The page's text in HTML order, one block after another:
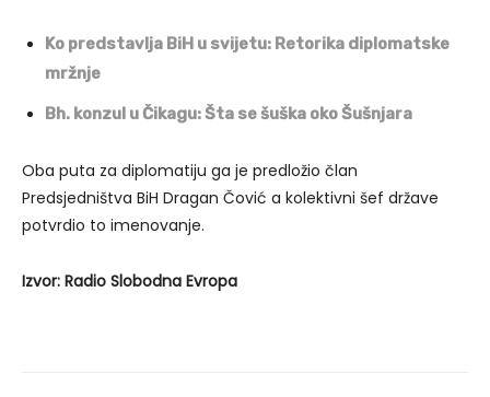
Ko predstavlja BiH u svijetu: Retorika diplomatske
mržnje
Bh. konzul u Čikagu: Šta se šuška oko Šušnjara
Oba puta za diplomatiju ga je predložio član
Predsjedništva BiH Dragan Čović a kolektivni šef države
potvrdio to imenovanje.
Izvor: Radio Slobodna Evropa